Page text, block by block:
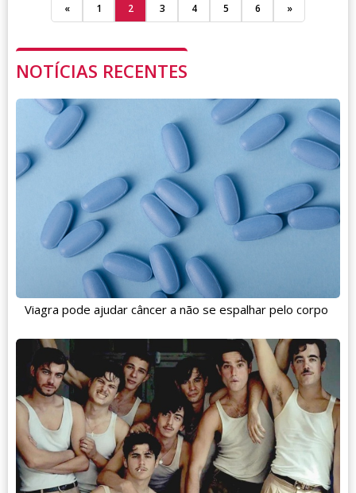
« 1 2 3 4 5 6 »
NOTÍCIAS RECENTES
Viagra pode ajudar câncer a não se espalhar pelo corpo